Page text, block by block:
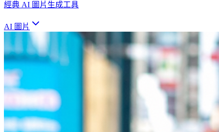
經典 AI 圖片生成工具
AI 圖片